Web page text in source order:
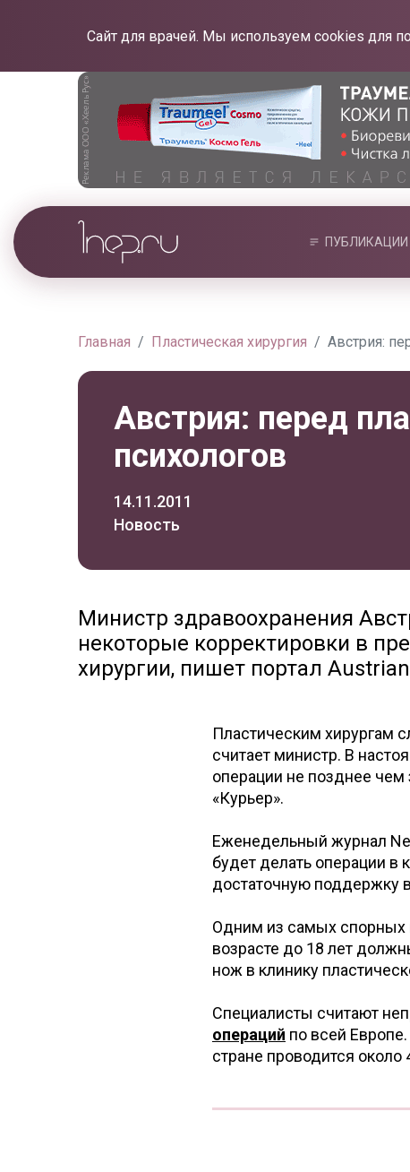
Сайт для врачей. Мы используем cookies для
ПУБЛИКАЦИИ
Главная Пластическая хирургия Австрия:
Австрия: перед
психологов
14.11.2011
Новость
Министр здравоохранения
некоторые корректировки в
хирургии, пишет портал
Пластическим хирургам
считает министр. В
операции не позднее чем
«Курьер».
Еженедельный журнал
будет делать операции в
достаточную поддержку
Одним из самых спорных
возрасте до 18 лет
нож в клинику
Специалисты считают
операций по всей
стране проводится около